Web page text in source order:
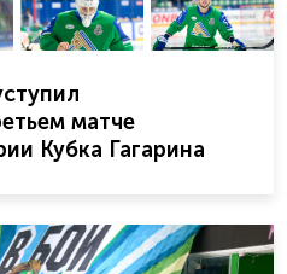
матче
Кубка Гагарина